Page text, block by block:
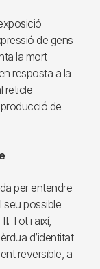
de gens
la mort
resposta a la
reticle
de
per entendre
seu possible
Tot i així,
d’identitat
reversible, a